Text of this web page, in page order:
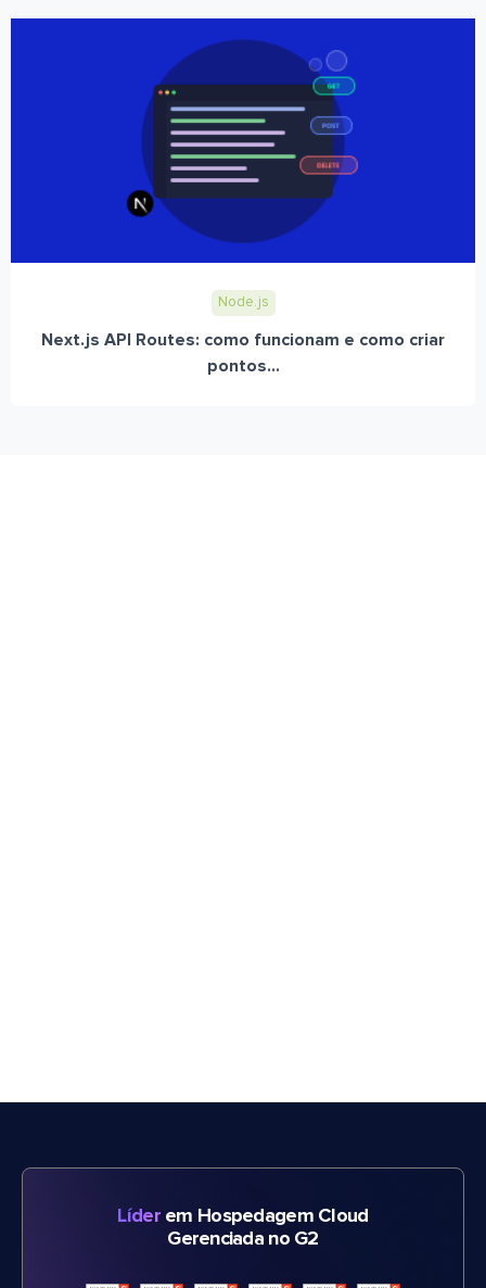
Node.js
Next.js API Routes: como funcionam e como criar
pontos...
Líderem Hospedagem Cloud
Gerenciada no G2